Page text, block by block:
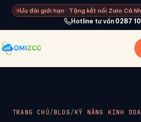
Ưu đãi giới hạn · Tặng kết nối Zalo Cá
Hotline tư vấn 0287
TRANG CHỦ/BLOG/KỸ NĂNG KINH